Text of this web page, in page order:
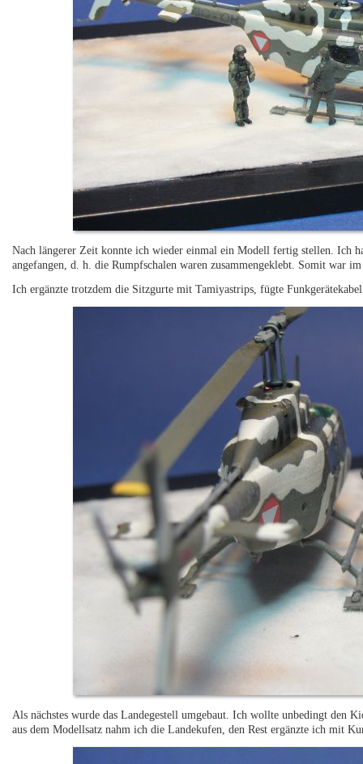
Nach längerer Zeit konnte ich wieder einmal ein Modell fertig stellen. Ich
angefangen, d. h. die Rumpfschalen waren zusammengeklebt. Somit war
Ich ergänzte trotzdem die Sitzgurte mit Tamiyastrips, fügte
Als nächstes wurde das Landegestell umgebaut. Ich wollte unbedingt den
aus dem Modellsatz nahm ich die Landekufen, den Rest ergänzte ich mit